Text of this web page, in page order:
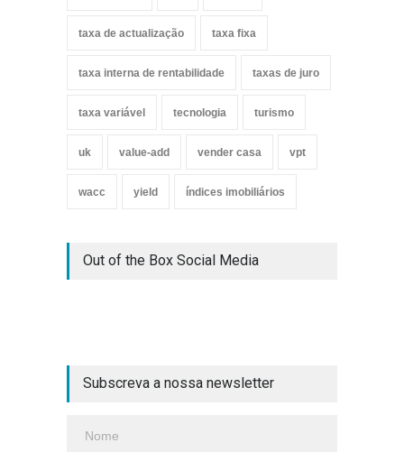
taxa de actualização taxa fixa
taxa interna de rentabilidade taxas de juro
taxa variável tecnologia turismo
uk value-add vender casa vpt
wacc yield índices imobiliários
Out of the Box Social Media
Subscreva a nossa newsletter